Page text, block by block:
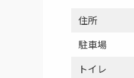
住所
駐車場
トイレ